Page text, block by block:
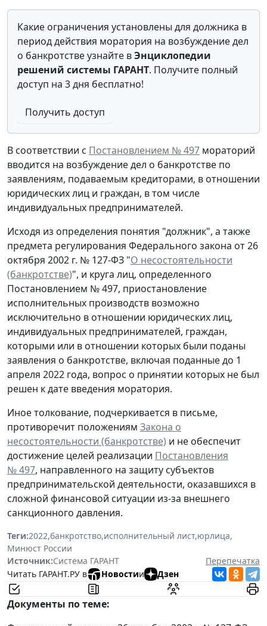
Какие ограничения установлены для должника в
период действия моратория на возбуждение дел
о банкротстве узнайте вЭнциклопедии
решений системы ГАРАНТ. Получите полный
доступ на 3 дня бесплатно!
Получить доступ
В соответствии с Постановлением № 497 мораторий
вводится на возбуждение дел о банкротстве по
заявлениям, подаваемым кредиторами, в отношении
юридических лиц и граждан, в том числе
индивидуальных предпринимателей.
Исходя из определения понятия "должник", а также
предмета регулирования Федерального закона от 26
октября 2002 г. № 127-ФЗ "О несостоятельности
(банкротстве)", и круга лиц, определенного
Постановлением № 497, приостановление
исполнительных производств возможно
исключительно в отношении юридических лиц,
индивидуальных предпринимателей, граждан,
которыми или в отношении которых были поданы
заявления о банкротстве, включая поданные до 1
апреля 2022 года, вопрос о принятии которых не был
решен к дате введения моратория.
Иное толкование, подчеркивается в письме,
противоречит положениям Закона о
несостоятельности (банкротстве) и не обеспечит
достижение целей реализации Постановления
№ 497, направленного на защиту субъектов
предпринимательской деятельности, оказавшихся в
сложной финансовой ситуации из-за внешнего
санкционного давления.
Теги:2022,банкротство,исполнительный лист,юрлица,
Минюст России
Источник:Система ГАРАНТ
Перепечатка
Читать ГАРАНТ.РУ в
Новостии Дзен
Документы по теме: